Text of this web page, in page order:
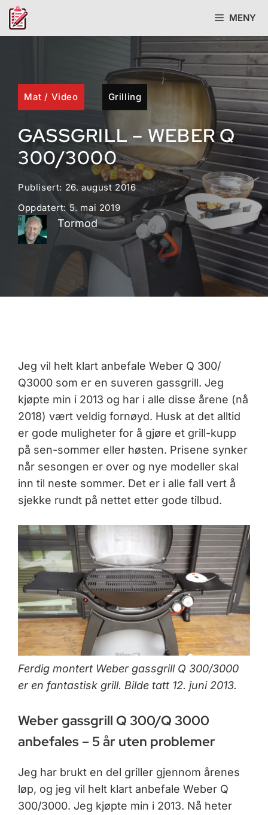
Hopp
MENY
Mat / Video Grilling
GASSGRILL – WEBER Q
300/3000
Publisert: 26. august 2016
Oppdatert:5. mai 2019
Tormod
Jeg vil helt klart anbefale Weber Q 300/
Q3000 som er en suveren gassgrill. Jeg
kjøpte min i 2013 og har i alle disse årene (nå
2018) vært veldig fornøyd. Husk at det alltid
er gode muligheter for å gjøre et grill-kupp
på sen-sommer eller høsten. Prisene synker
når sesongen er over og nye modeller skal
inn til neste sommer. Det er i alle fall vert å
sjekke rundt på nettet etter gode tilbud.
Ferdig montert Weber gassgrill Q 300/3000
er en fantastisk grill. Bilde tatt 12. juni 2013.
Weber gassgrill Q 300/Q 3000
anbefales – 5 år uten problemer
Jeg har brukt en del griller gjennom årenes
løp, og jeg vil helt klart anbefale Weber Q
300/3000. Jeg kjøpte min i 2013. Nå heter